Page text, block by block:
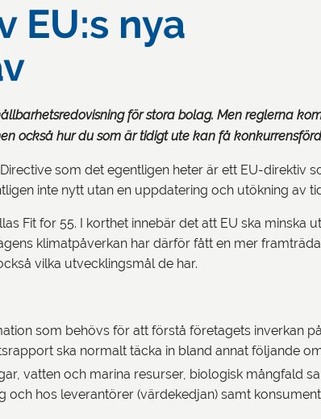
EU:s nya
för stora bolag. Men reglerna
också hur du som är tidigt ute kan få
som det egentligen heter är ett EU-
inte nytt utan en uppdatering och utökning av
Fit for 55. I korthet innebär det att EU ska
klimatpåverkan har därför fått en mer
vilka utvecklingsmål de har.
som behövs för att förstå företagets inverkan
ska normalt täcka in bland annat följande
vatten och marina resurser, biologisk mångfald
och hos leverantörer (värdekedjan) samt